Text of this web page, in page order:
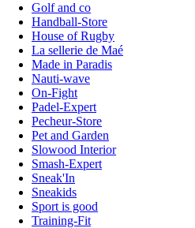
Golf and co
Handball-Store
House of Rugby
La sellerie de Maé
Made in Paradis
Nauti-wave
On-Fight
Padel-Expert
Pecheur-Store
Pet and Garden
Slowood Interior
Smash-Expert
Sneak'In
Sneakids
Sport is good
Training-Fit